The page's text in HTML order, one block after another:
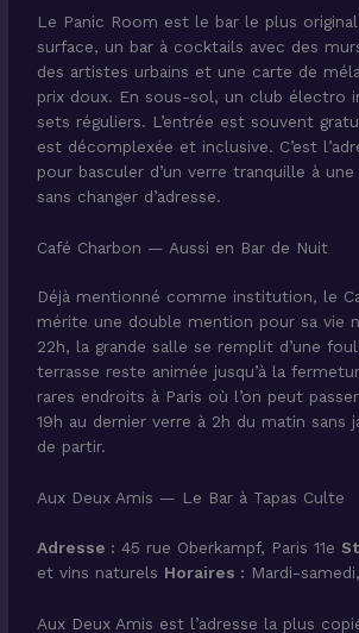
Le Panic Room est le bar le plus original
surface, un bar à cocktails avec des
des artistes urbains et une carte de
prix doux. En sous-sol, un club électro
sets réguliers. L’entrée est souvent
est décomplexée et inclusive. C’est
pour basculer d’un verre tranquille à
sans changer d’adresse.
Café Charbon — Aussi en Bar de Nuit
Déjà mentionné comme institution, le
mérite une double mention pour sa vie
22h, la grande salle se remplit d’une
terrasse reste animée jusqu’à la
rares endroits à Paris où l’on peut
19h au dernier verre à 2h du matin sans
de partir.
Aux Deux Amis — Le Bar à Tapas Culte
Adresse : 45 rue Oberkampf, Paris 11e
et vins naturels Horaires : Mardi-
Aux Deux Amis est l’adresse la plus